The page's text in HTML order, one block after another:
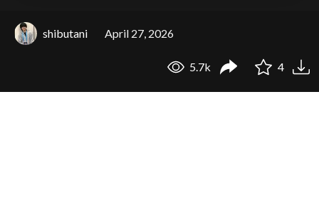
shibutani April 27, 2026
5.7k 4